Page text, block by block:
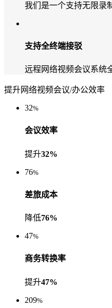
我们是一个支持无限录
支持全终端接驳
远程网络视频会议系统
提升网络视频会议/办公效率
32%
会议效率
提升32%
76%
差旅成本
降低76%
47%
商务转换率
提升47%
209%